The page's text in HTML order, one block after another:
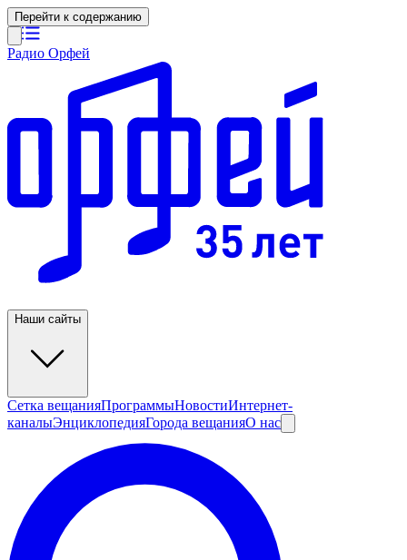
Перейти к содержанию
Радио Орфей
Наши сайты
Сетка вещанияПрограммыНовостиИнтернет-
каналыЭнциклопедияГорода вещанияО нас